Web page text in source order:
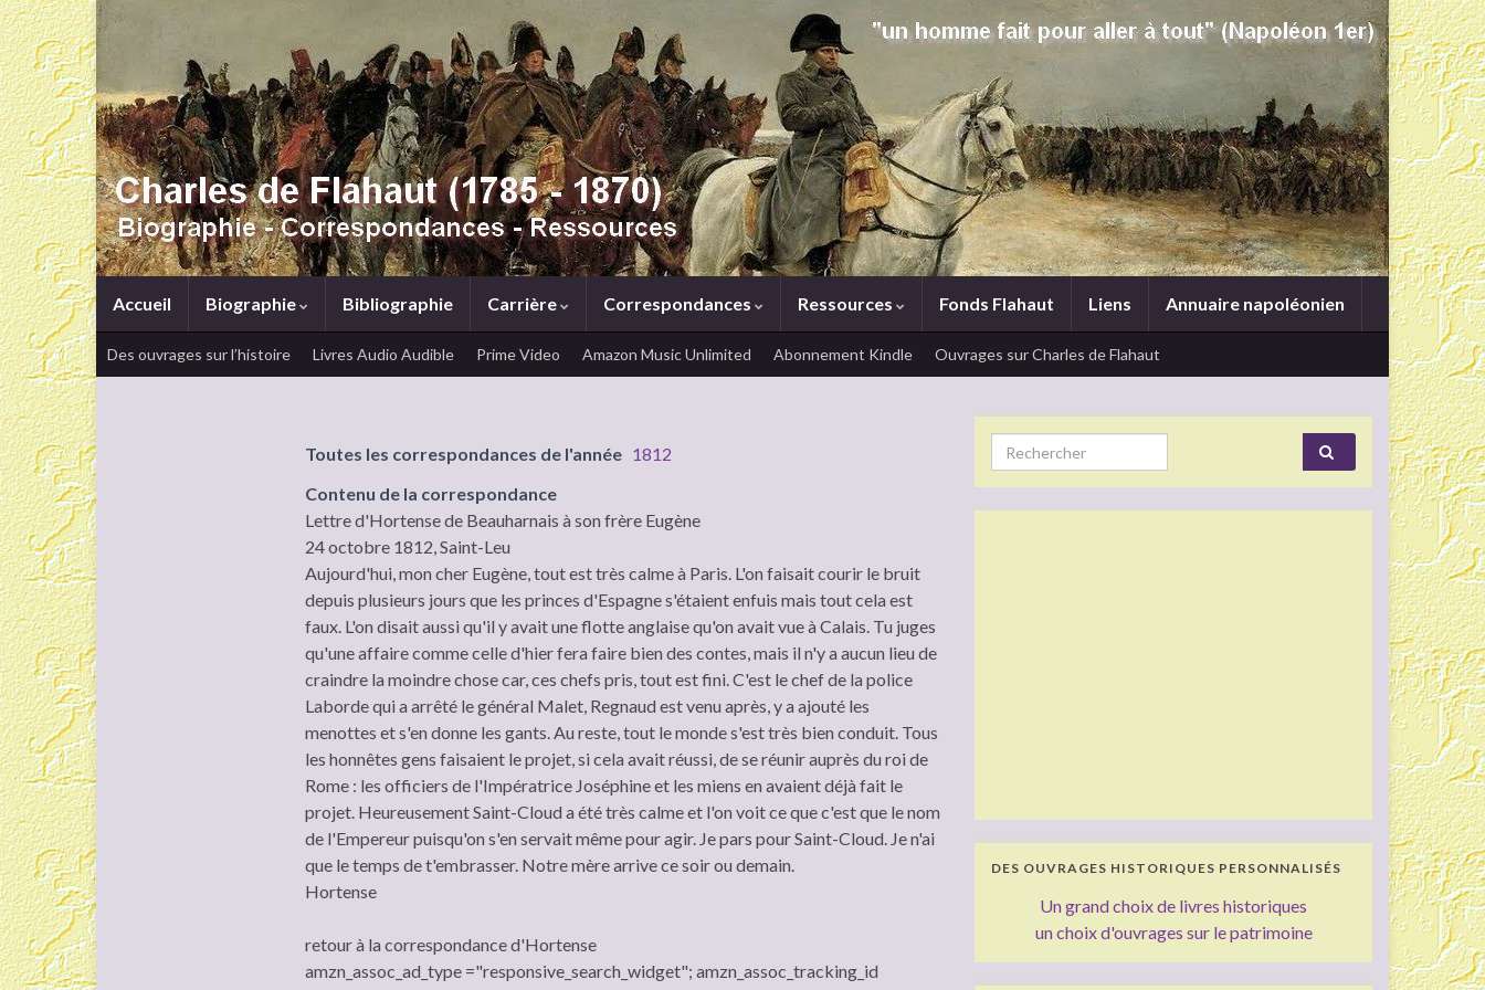
Accueil Biographie Bibliographie Carrière Correspondances Ressources Fonds Flahaut Liens Annuaire napoléonien
Des ouvrages sur l’histoire Livres Audio Audible Prime Video Amazon Music Unlimited Abonnement Kindle Ouvrages sur Charles de Flahaut
Toutes les correspondances de l'année 1812
Contenu de la correspondance
Lettre d'Hortense de Beauharnais à son frère Eugène
24 octobre 1812, Saint-Leu
Aujourd'hui, mon cher Eugène, tout est très calme à Paris. L'on faisait courir le bruit
depuis plusieurs jours que les princes d'Espagne s'étaient enfuis mais tout cela est
faux. L'on disait aussi qu'il y avait une flotte anglaise qu'on avait vue à Calais. Tu juges
qu'une affaire comme celle d'hier fera faire bien des contes, mais il n'y a aucun lieu de
craindre la moindre chose car, ces chefs pris, tout est fini. C'est le chef de la police
Laborde qui a arrêté le général Malet, Regnaud est venu après, y a ajouté les
menottes et s'en donne les gants. Au reste, tout le monde s'est très bien conduit. Tous
les honnêtes gens faisaient le projet, si cela avait réussi, de se réunir auprès du roi de
Rome : les officiers de l'Impératrice Joséphine et les miens en avaient déjà fait le
projet. Heureusement Saint-Cloud a été très calme et l'on voit ce que c'est que le nom
de l'Empereur puisqu'on s'en servait même pour agir. Je pars pour Saint-Cloud. Je n'ai
que le temps de t'embrasser. Notre mère arrive ce soir ou demain.
Hortense
retour à la correspondance d'Hortense
amzn_assoc_ad_type ="responsive_search_widget"; amzn_assoc_tracking_id
Search for:
DES OUVRAGES HISTORIQUES PERSONNALISÉS
Un grand choix de livres historiques
un choix d'ouvrages sur le patrimoine